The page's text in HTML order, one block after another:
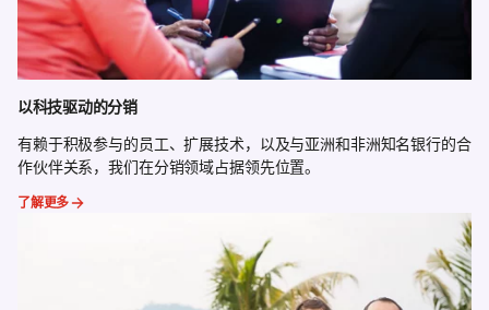
以科技驱动的分销
有赖于积极参与的员工、扩展技术，以及与亚洲和非洲知名银行的合
作伙伴关系，我们在分销领域占据领先位置。
了解更多